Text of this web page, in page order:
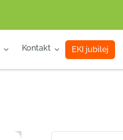
Kontakt EKI jubilej